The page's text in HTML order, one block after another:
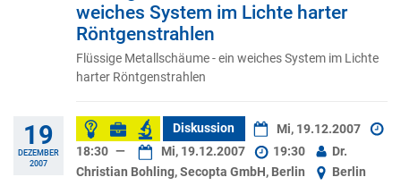
weiches System im Lichte harter
Röntgenstrahlen
Flüssige Metallschäume - ein weiches System im Lichte
harter Röntgenstrahlen
19
DEZEMBER
2007
Diskussion
Mi, 19.12.2007
18:30 — Mi, 19.12.2007 19:30
Dr.
Christian Bohling, Secopta GmbH, Berlin
Berlin